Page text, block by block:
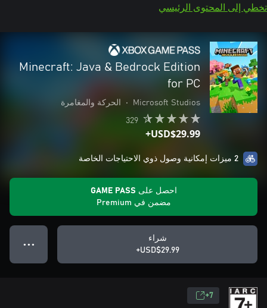
تخطي إلى المحتوى الرئيسي
Minecraft: Java & Bedrock Edition
for PC
Microsoft Studios
• الحركة والمغامرة
329
USD$29.99+
2 ميزات إمكانية وصول ذوي الاحتياجات الخاصة
احصل على GAME PASS
مضمن في Premium
شراء
USD$29.99+
● ● ●
7+